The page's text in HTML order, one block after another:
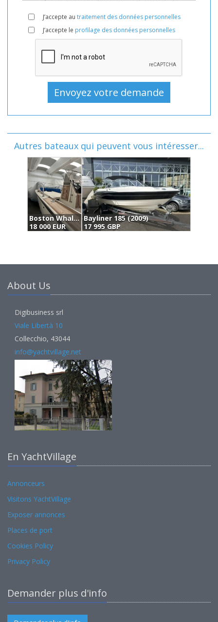
J’accepte au traitement des données personnelles
J’accepte le profilage des données personnelles
Autres bateaux qui peuvent vous intéresser...
Boston Whaler Outrage 18 (1984)
18 000 EUR
Bayliner 185 (2009)
17 995 GBP
About Us
Digibusiness srl
Viale Libertà 10
Collecchio, 43044
info@yachtvillage.net
En YachtVillage
Annonceurs
Visitons YachtVillage
Exposer annonces
Places de port
Cookies Policy
Privacy Policy
Demander plus d'info